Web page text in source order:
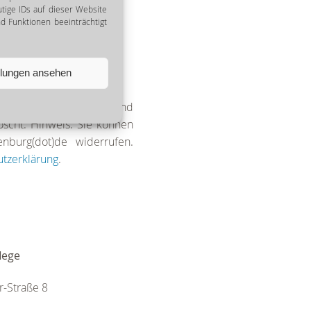
IDs auf dieser Website
Funktionen beeinträchtigt
ansehen
Anfrage erhoben und
Hinweis: Sie können
widerrufen.
.
Straße 8